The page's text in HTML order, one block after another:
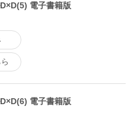
電子書籍版
電子書籍版